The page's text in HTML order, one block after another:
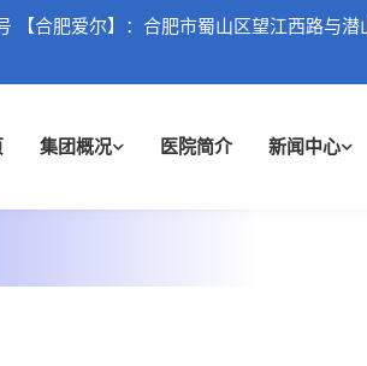
【合肥爱尔】：合肥市蜀山区望江西路与潜
集团概况 医院简介 新闻中心